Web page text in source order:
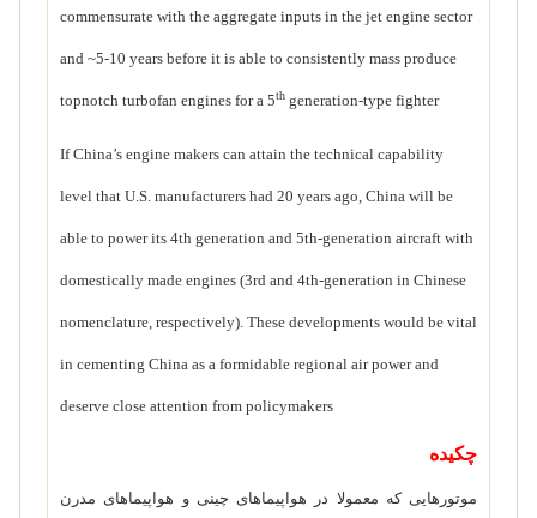
commensurate with the aggregate inputs in the jet engine sector
and ~5-10 years before it is able to consistently mass produce
topnotch turbofan engines for a 5th generation-type fighter
If China’s engine makers can attain the technical capability
level that U.S. manufacturers had 20 years ago, China will be
able to power its 4th generation and 5th-generation aircraft with
domestically made engines (3rd and 4th-generation in Chinese
nomenclature, respectively). These developments would be vital
in cementing China as a formidable regional air power and
deserve close attention from policymakers
چکیده
موتورهایی که معمولا در هواپیماهای چینی و هواپیماهای مدرن